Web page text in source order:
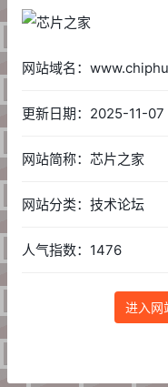
网站域名：
更新日期：2025-11-07
网站简称：芯片之家
网站分类：技术论坛
人气指数：1476
进入网